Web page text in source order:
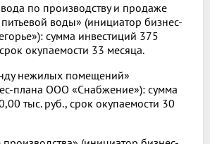
по производству и продаже
воды» (инициатор бизнес-
сумма инвестиций 375
окупаемости 33 месяца.
нежилых помещений»
плана ООО «Снабжение»): сумма
тыс. руб., срок окупаемости 30